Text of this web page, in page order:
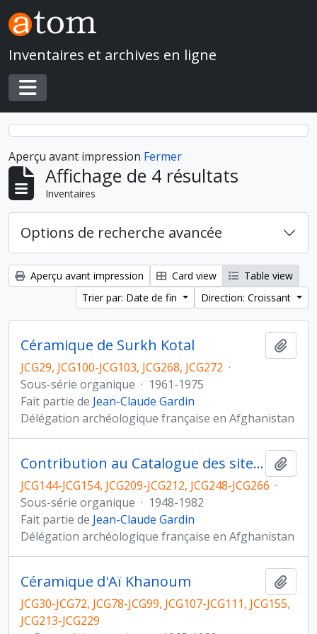
Skip to main content
Inventaires et archives en ligne
Toggle navigation
Aperçu avant impression Fermer
Affichage de 4 résultats
Inventaires
Options de recherche avancée
Aperçu avant impression Card view
Table view
Trier par: Date de fin
Direction: Croissant
Céramique de Surkh Kotal
JCG29, JCG100-JCG103, JCG268, JCG272 ·
Sous-série organique · 1961-1975
Fait partie de Jean-Claude Gardin
Délégation archéologique française en Afghanistan
Contribution au Catalogue des sites archéologiques d’Afghanistan de W. Ball et étude du matériel céramique issu de diverses prospections
JCG144-JCG154, JCG209-JCG212, JCG248-JCG266 ·
Sous-série organique · 1948-1982
Fait partie de Jean-Claude Gardin
Délégation archéologique française en Afghanistan
Céramique d'Aï Khanoum
JCG30-JCG72, JCG78-JCG99, JCG107-JCG111, JCG155,
JCG213-JCG229